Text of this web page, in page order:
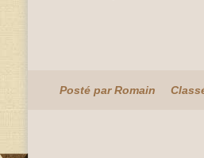
Posté par Romain